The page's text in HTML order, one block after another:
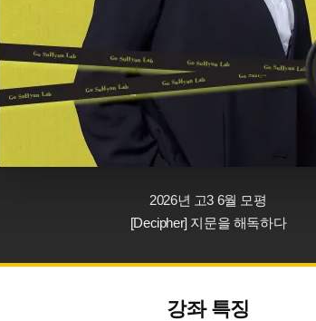
2026년 고3 6월 모평
[Decipher] 지문을 해독하다
강좌 특징